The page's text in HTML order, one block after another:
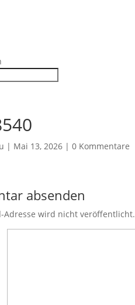
| Mai 13, 2026 |0 Kommentare
absenden
Adresse wird nicht veröffentlicht.